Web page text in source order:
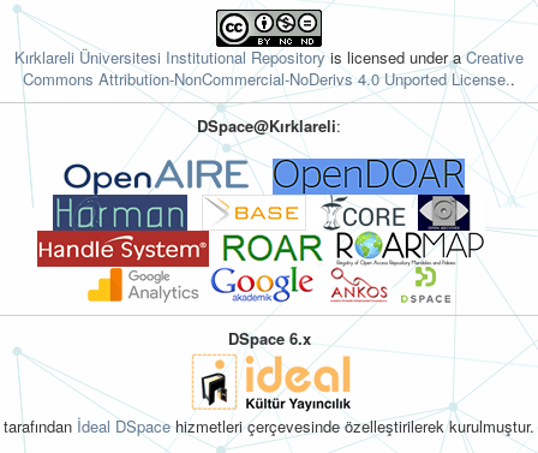
Kırklareli Üniversitesi Institutional Repository is licensed under aCreative
Commons Attribution-NonCommercial-NoDerivs 4.0 Unported License..
DSpace@Kırklareli:
DSpace 6.x
tarafından İdeal DSpacehizmetleri çerçevesinde özelleştirilerek kurulmuştur.